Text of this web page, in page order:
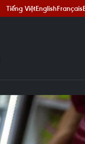
Tiếng ViệtEnglishFrançais